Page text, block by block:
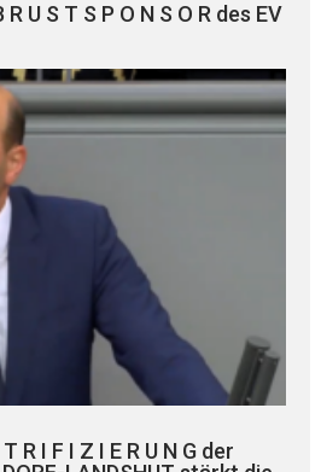
U S T S P O N S O R des EV
R I F I Z I E R U N G der